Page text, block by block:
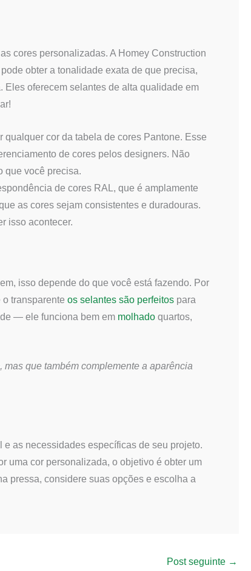
cores personalizadas. A Homey Construction
obter a tonalidade exata de que precisa,
Eles oferecem selantes de alta qualidade em
cor da tabela de cores Pantone. Esse
de cores pelos designers. Não
que você precisa.
de cores RAL, que é amplamente
as cores sejam consistentes e duradouras.
isso acontecer.
isso depende do que você está fazendo. Por
transparente os selantes são perfeitos para
— ele funciona bem em molhado quartos,
que também complemente a aparência
as necessidades específicas de seu projeto.
uma cor personalizada, o objetivo é obter um
pressa, considere suas opções e escolha a
Post seguinte →